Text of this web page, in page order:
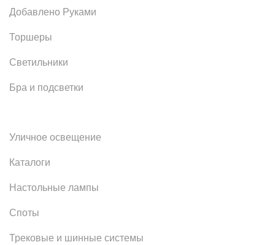
Добавлено Руками
Торшеры
Светильники
Бра и подсветки
Уличное освещение
Каталоги
Настольные лампы
Споты
Трековые и шинные системы